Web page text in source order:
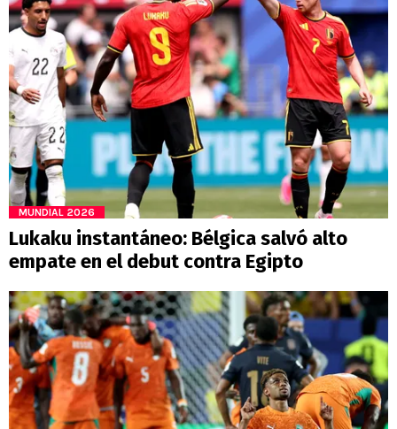
MUNDIAL 2026
Lukaku instantáneo: Bélgica salvó alto
empate en el debut contra Egipto